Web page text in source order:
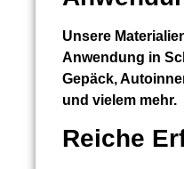
Unsere
Anwendung in
Gepäck,
und vielem mehr.
Reiche